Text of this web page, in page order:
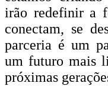
irão redefinir a
conectam, se
parceria é um
um futuro mais
próximas